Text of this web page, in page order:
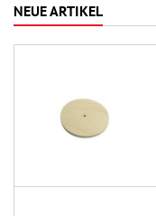
NEUE ARTIKEL